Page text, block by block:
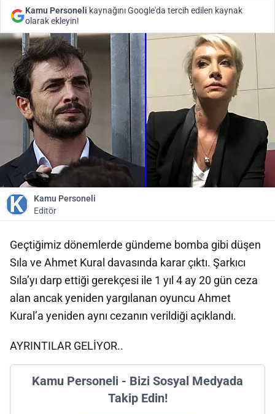
Kamu Personeli kaynağını Google'da tercih edilen kaynak
olarak ekleyin!
Kamu Personeli
Editör
Geçtiğimiz dönemlerde gündeme bomba gibi düşen
Sıla ve Ahmet Kural davasında karar çıktı. Şarkıcı
Sıla’yı darp ettiği gerekçesi ile 1 yıl 4 ay 20 gün ceza
alan ancak yeniden yargılanan oyuncu Ahmet
Kural’a yeniden aynı cezanın verildiği açıklandı.
AYRINTILAR GELİYOR..
Kamu Personeli - Bizi Sosyal Medyada
Takip Edin!